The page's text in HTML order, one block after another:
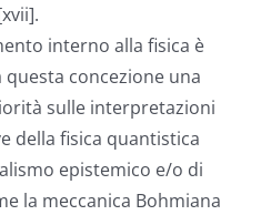
interno alla fisica è
concezione una
sulle interpretazioni
della fisica quantistica
epistemico e/o di
la meccanica Bohmiana